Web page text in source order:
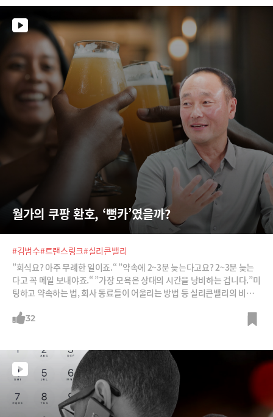
월가의 쿠팡 환호, ‘뻥카’였을까?
#김범수#트랜스링크#실리콘밸리
”회식요? 아주 무례한 일이죠.“ ”약속에 2~3분 늦는다고요? 2~3분 늦는
다고 꼭 메일 보내야죠.“ ”가장 모욕은 상대의 시간을 낭비하는 겁니다.”미
팅하고 약속하는 법, 회사 동료들이 어울리는 방법 등 실리콘밸리의 비스
들어봅니다. 그리고, 거의 반토막이 난 쿠팡의 주가를 실리콘밸리는 어떻
32